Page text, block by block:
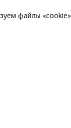
файлы «cookie»